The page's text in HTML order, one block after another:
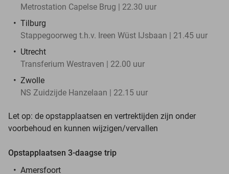
Metrostation Capelse Brug | 22.30 uur
Tilburg
Stappegoorweg t.h.v. Ireen Wüst IJsbaan | 21.45 uur
Utrecht
Transferium Westraven | 22.00 uur
Zwolle
NS Zuidzijde Hanzelaan | 22.15 uur
Let op: de opstapplaatsen en vertrektijden zijn onder
voorbehoud en kunnen wijzigen/vervallen
Opstapplaatsen 3-daagse trip
Amersfoort